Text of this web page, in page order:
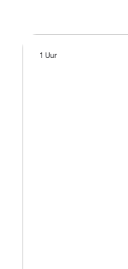
1 Uur